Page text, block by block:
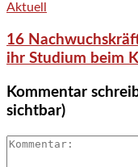
Aktuell
16
ihr Studium beim
Kommentar
sichtbar)